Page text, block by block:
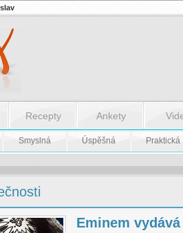
Recepty Ankety
Smyslná Úspěšná Praktická
Eminem